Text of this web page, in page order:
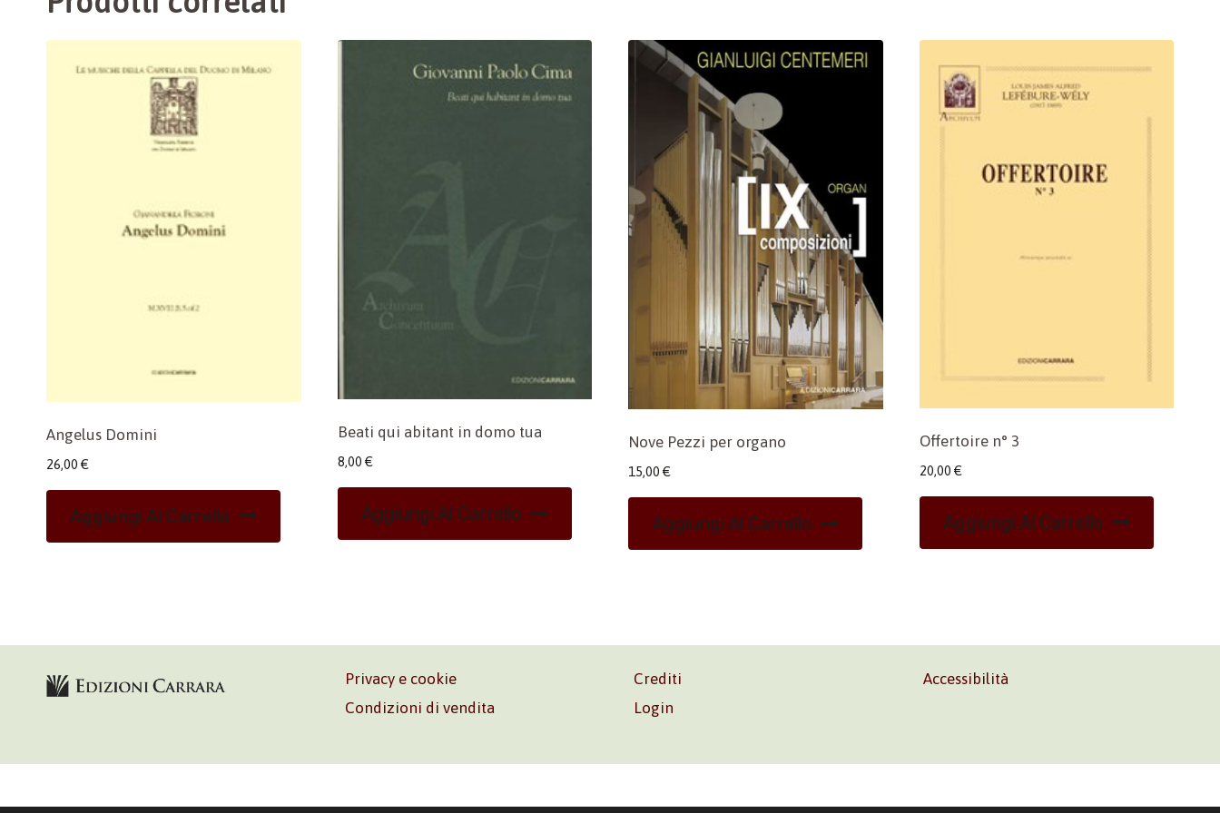
Angelus Domini
26,00 €
Aggiungi Al Carrello
Beati qui abitant in domo tua
8,00 €
Aggiungi Al Carrello
Nove Pezzi per organo
15,00 €
Aggiungi Al Carrello
Offertoire n° 3
20,00 €
Aggiungi Al Carrello
Privacy e cookie
Condizioni di vendita
Crediti
Login
Accessibilità